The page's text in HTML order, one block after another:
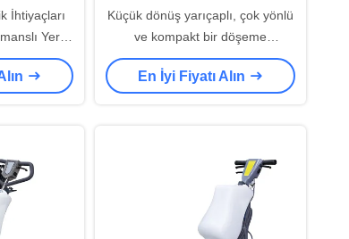
İhtiyaçları
Yer
Küçük dönüş yarıçaplı, çok yönlü
ve kompakt bir döşeme
makinesinin arkasında yürüyüş
En İyi Fiyatı Alın